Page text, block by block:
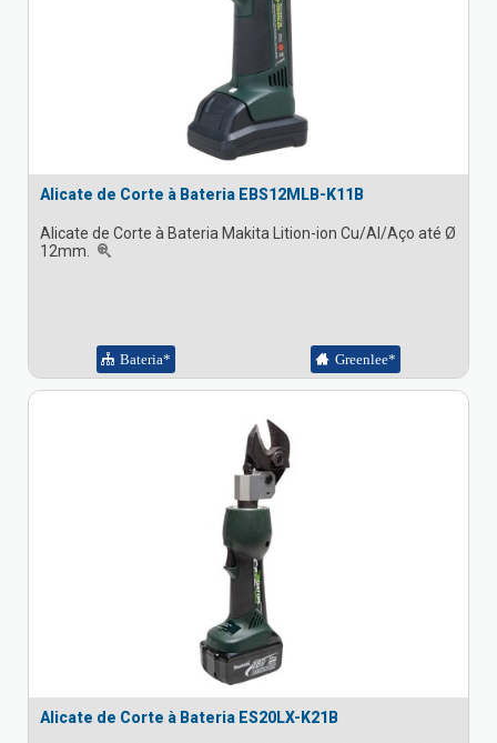
Alicate de Corte à Bateria EBS12MLB-K11B
Alicate de Corte à Bateria Makita Lition-ion Cu/Al/Aço até Ø
12mm.
Bateria* Greenlee*
Alicate de Corte à Bateria ES20LX-K21B